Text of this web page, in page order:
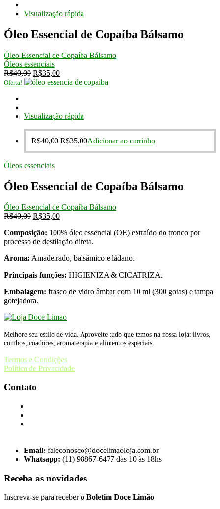
Visualização rápida
Óleo Essencial de Copaíba Bálsamo
Óleo Essencial de Copaíba Bálsamo
Óleos essenciais
R$40,00 O
preço
R$35,00O
preço
Oferta!
Visualização rápida
R$40,00 O
R$35,00O
Adicionar ao carrinho
Óleos essenciais
Óleo Essencial de Copaíba Bálsamo
Óleo Essencial de Copaíba Bálsamo
R$40,00 O
original
era:
R$35,00O
atual
é:
Composição: 100% óleo essencial (OE) extraído do tronco por
processo de destilação direta.
Aroma: Amadeirado, balsâmico e ládano.
Principais funções: HIGIENIZA & CICATRIZA.
Embalagem: frasco de vidro âmbar com 10 ml (300 gotas) e tampa
gotejadora.
Melhore seu estilo de vida. Aproveite tudo que temos na nossa loja: livros,
combos, coadores, aromaterapia e alimentos especiais.
Termos e Condições
Política de Privacidade
Contato
Email: faleconosco@docelimaoloja.com.br
Whatsapp: (11) 98867-6477 das 10 às 18hs
Receba as novidades
Inscreva-se para receber o Boletim Doce Limão